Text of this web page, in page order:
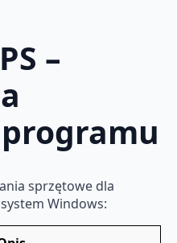
–
sprzętowe dla
Windows: